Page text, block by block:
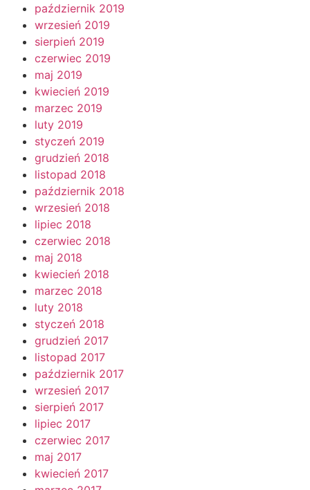
październik 2019
wrzesień 2019
sierpień 2019
czerwiec 2019
maj 2019
kwiecień 2019
marzec 2019
luty 2019
styczeń 2019
grudzień 2018
listopad 2018
październik 2018
wrzesień 2018
lipiec 2018
czerwiec 2018
maj 2018
kwiecień 2018
marzec 2018
luty 2018
styczeń 2018
grudzień 2017
listopad 2017
październik 2017
wrzesień 2017
sierpień 2017
lipiec 2017
czerwiec 2017
maj 2017
kwiecień 2017